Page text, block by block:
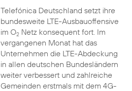
Telefónica Deutschland setzt ihre
bundesweite LTE-Ausbauoffensive
im O2Netz konsequent fort. Im
vergangenen Monat hat das
Unternehmen die LTE-Abdeckung
in allen deutschen Bundesländern
weiter verbessert und zahlreiche
Gemeinden erstmals mit dem 4G-